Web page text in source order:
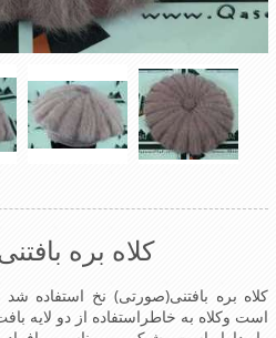
کلاه بره
کلاه بره بافتنی(صورتی) نخ استفاده شد
است وکلاه به خاطراستفاده از دو لایه